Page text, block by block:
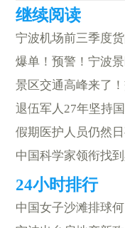
宁波机场前三季度
爆单！预警！宁波
景区交通高峰来了
退伍军人27年坚持
假期医护人员仍然
中国科学家领衔找
中国女子沙滩排球